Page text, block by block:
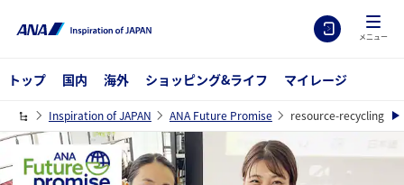
メニュー
トップ 国内 海外 ショッピング&ライフ マイレージ
Inspiration of JAPAN ANA Future Promise resource-recycling